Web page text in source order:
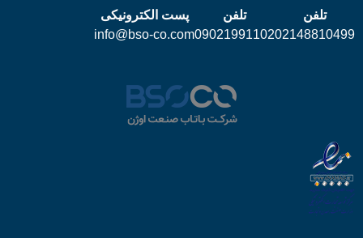
تلفن
02148810499
تلفن
09021991102
پست الکترونیکی
info@bso-co.com